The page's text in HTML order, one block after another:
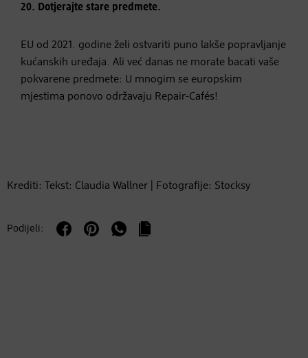
20. Dotjerajte stare predmete.
EU od 2021. godine želi ostvariti puno lakše popravljanje
kućanskih uređaja. Ali već danas ne morate bacati vaše
pokvarene predmete: U mnogim se europskim
mjestima ponovo održavaju Repair-Cafés!
Krediti: Tekst: Claudia Wallner | Fotografije: Stocksy
Podijeli: